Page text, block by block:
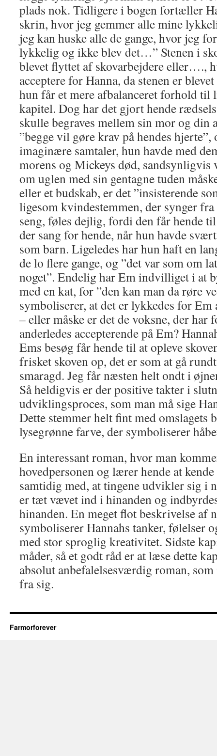
plads nok. Tidligere i bogen fortæller
skrin, hvor jeg gemmer alle mine
jeg kan huske alle de gange, hvor jeg
lykkelig og ikke blev det…” Stenen i
blevet flyttet af skovarbejdere eller….,
acceptere for Hanna, da stenen er
hun får et mere afbalanceret forhold til
kapitel. Dog har det gjort hende
skulle begraves mellem sin mor og din
”begge vil gøre krav på hendes
imaginære samtaler, hun havde med
morens og Mickeys død, sandsynligvis
om uglen med sin gentagne tuden
eller et budskab, er det ”insisterende
ligesom kvindestemmen, der synger
seng, føles dejlig, fordi den får hende
der sang for hende, når hun havde
som barn. Ligeledes har hun haft en
de lo flere gange, og ”det var som om
noget”. Endelig har Em indvilliget i at
med en kat, for ”den kan man da røre
symboliserer, at det er lykkedes for Em
– eller måske er det de voksne, der har
anderledes accepterende på Em?
Ems besøg får hende til at opleve
frisket skoven op, det er som at gå
smaragd. Jeg får næsten helt ondt i
Så heldigvis er der positive takter i
udviklingsproces, som man må sige
Dette stemmer helt fint med omslagets
lysegrønne farve, der symboliserer
En interessant roman, hvor man
hovedpersonen og lærer hende at
samtidig med, at tingene udvikler sig i
er tæt vævet ind i hinanden og
hinanden. En meget flot beskrivelse af
symboliserer Hannahs tanker, følelser
med stor sproglig kreativitet. Sidste
måder, så et godt råd er at læse dette
absolut anbefalelsesværdig roman,
fra sig.
Farmorforever